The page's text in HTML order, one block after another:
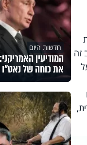
זה
חדשות היום
המודיעין
את כוחה של נאט"ו